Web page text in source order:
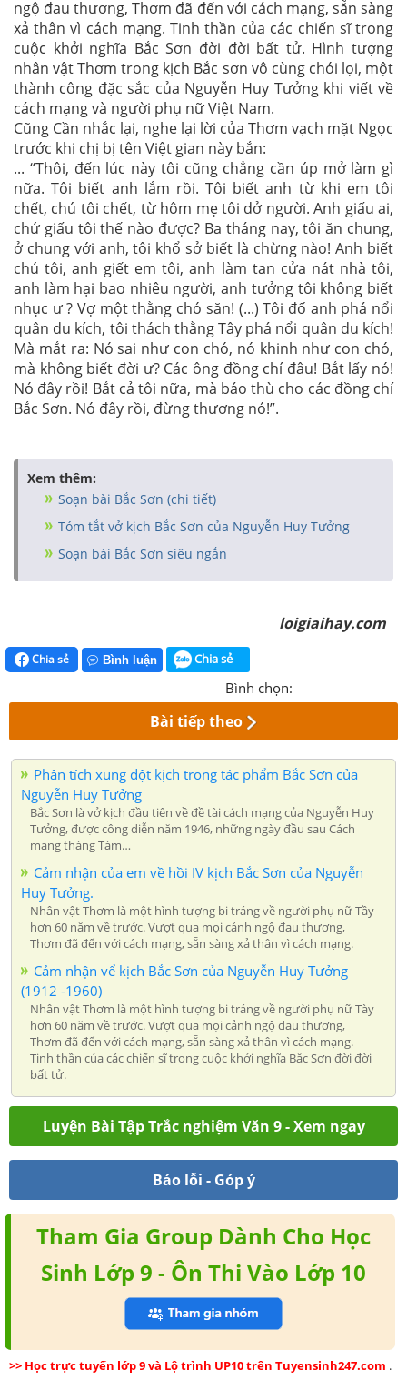
ngộ đau thương, Thơm đã đến với cách mạng, sẵn sàng
xả thân vì cách mạng. Tinh thần của các chiến sĩ trong
cuộc khởi nghĩa Bắc Sơn đời đời bất tử. Hình tượng
nhân vật Thơm trong kịch Bắc sơn vô cùng chói lọi, một
thành công đặc sắc của Nguyễn Huy Tưởng khi viết về
cách mạng và người phụ nữ Việt Nam.
Cũng Cần nhắc lại, nghe lại lời của Thơm vạch mặt Ngọc
trước khi chị bị tên Việt gian này bắn:
... “Thôi, đến lúc này tôi cũng chẳng cần úp mở làm gì
nữa. Tôi biết anh lắm rồi. Tôi biết anh từ khi em tôi
chết, chú tôi chết, từ hôm mẹ tôi dở người. Anh giấu ai,
chứ giấu tôi thế nào được? Ba tháng nay, tôi ăn chung,
ở chung với anh, tôi khổ sở biết là chừng nào! Anh biết
chú tôi, anh giết em tôi, anh làm tan cửa nát nhà tôi,
anh làm hại bao nhiêu người, anh tưởng tôi không biết
nhục ư ? Vợ một thằng chó săn! (...) Tôi đố anh phá nổi
quân du kích, tôi thách thằng Tây phá nổi quân du kích!
Mà mắt ra: Nó sai như con chó, nó khinh như con chó,
mà không biết đời ư? Các ông đồng chí đâu! Bắt lấy nó!
Nó đây rồi! Bắt cả tôi nữa, mà báo thù cho các đồng chí
Bắc Sơn. Nó đây rồi, đừng thương nó!”.
Xem thêm:
Soạn bài Bắc Sơn (chi tiết)
Tóm tắt vở kịch Bắc Sơn của Nguyễn Huy Tưởng
Soạn bài Bắc Sơn siêu ngắn
loigiaihay.com
Chia sẻ Bình luận Chia sẻ
Bình chọn:
Bài tiếp theo
Phân tích xung đột kịch trong tác phẩm Bắc Sơn của
Nguyễn Huy Tưởng
Bắc Sơn là vở kịch đầu tiên về đề tài cách mạng của Nguyễn Huy
Tưởng, được công diễn năm 1946, những ngày đầu sau Cách
mạng tháng Tám…
Cảm nhận của em về hồi IV kịch Bắc Sơn của Nguyễn
Huy Tưởng.
Nhân vật Thơm là một hình tượng bi tráng về người phụ nữ Tầy
hơn 60 năm về trước. Vượt qua mọi cảnh ngộ đau thương,
Thơm đã đến với cách mạng, sẵn sàng xả thân vì cách mạng.
Cảm nhận vể kịch Bắc Sơn của Nguyễn Huy Tưởng
(1912 -1960)
Nhân vật Thơm là một hình tượng bi tráng về người phụ nữ Tày
hơn 60 năm về trước. Vượt qua mọi cảnh ngộ đau thương,
Thơm đã đến với cách mạng, sẵn sàng xả thân vì cách mạng.
Tinh thần của các chiến sĩ trong cuộc khởi nghĩa Bắc Sơn đời đời
bất tử.
Luyện Bài Tập Trắc nghiệm Văn 9 - Xem ngay
Báo lỗi - Góp ý
Tham Gia Group Dành Cho Học
Sinh Lớp 9 - Ôn Thi Vào Lớp 10
>> Học trực tuyến lớp 9 và Lộ trình UP10 trên Tuyensinh247.com .